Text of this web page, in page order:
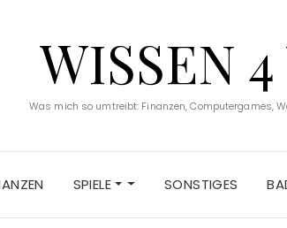
WISSEN
Was mich so umtreibt: Finanzen, Computergames,
SPIELE SONSTIGES